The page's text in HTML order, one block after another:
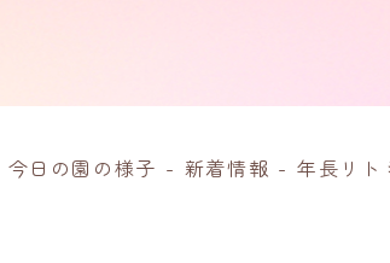
今日の園の様子 - 新着情報 - 年長リト